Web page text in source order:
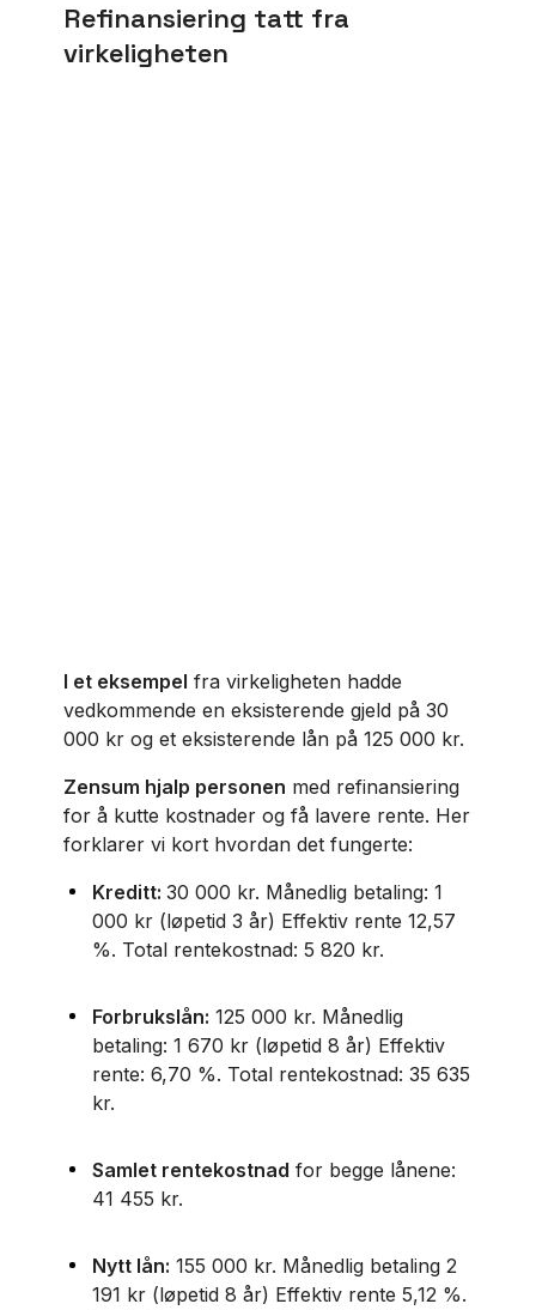
Refinansiering tatt fra
virkeligheten
I et eksempel fra virkeligheten hadde
vedkommende en eksisterende gjeld på 30
000 kr og et eksisterende lån på 125 000 kr.
Zensum hjalp personen med refinansiering
for å kutte kostnader og få lavere rente. Her
forklarer vi kort hvordan det fungerte:
Kreditt: 30 000 kr. Månedlig betaling: 1
000 kr (løpetid 3 år) Effektiv rente 12,57
%. Total rentekostnad: 5 820 kr.
Forbrukslån: 125 000 kr. Månedlig
betaling: 1 670 kr (løpetid 8 år) Effektiv
rente: 6,70 %. Total rentekostnad: 35 635
kr.
Samlet rentekostnad for begge lånene:
41 455 kr.
Nytt lån: 155 000 kr. Månedlig betaling 2
191 kr (løpetid 8 år) Effektiv rente 5,12 %.